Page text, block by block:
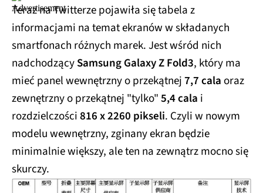
Teraz na Twitterze pojawiła się tabela z
informacjami na temat ekranów w składanych
smartfonach różnych marek. Jest wśród nich
nadchodzącySamsung Galaxy Z Fold3, który ma
mieć panel wewnętrzny o przekątnej7,7 calaoraz
zewnętrzny o przekątnej "tylko"5,4 cala i
rozdzielczości816 x 2260 pikseli. Czyli w nowym
modelu wewnętrzny, zginany ekran będzie
minimalnie większy, ale ten na zewnątrz mocno się
skurczy.